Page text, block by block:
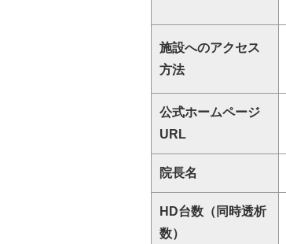
施設へのアクセス
方法
公式ホームページ
URL
院長名
HD台数（同時透析
数）